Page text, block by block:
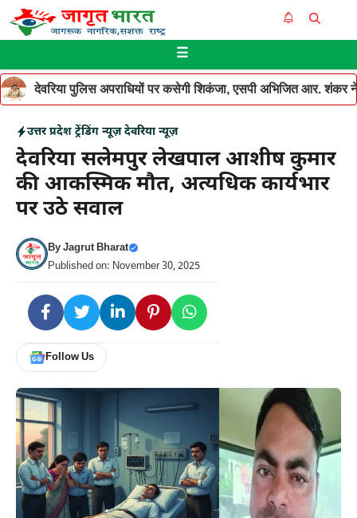
Skip
to
☰
देवरिया पुलिस अपराधियों पर कसेगी शिकंजा, एसपी अभिजित आर. शंकर ने
उत्तर प्रदेश ट्रेंडिंग न्यूज़ देवरिया न्यूज़
देवरिया सलेमपुर लेखपाल आशीष कुमार
की आकस्मिक मौत, अत्यधिक कार्यभार
पर उठे सवाल
ByJagrut Bharat
Published on: November 30, 2025
Follow Us